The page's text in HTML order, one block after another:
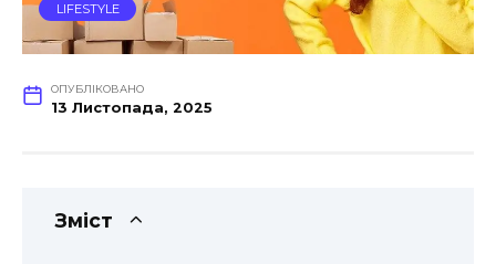
LIFESTYLE
ОПУБЛІКОВАНО
13 Листопада, 2025
Зміст